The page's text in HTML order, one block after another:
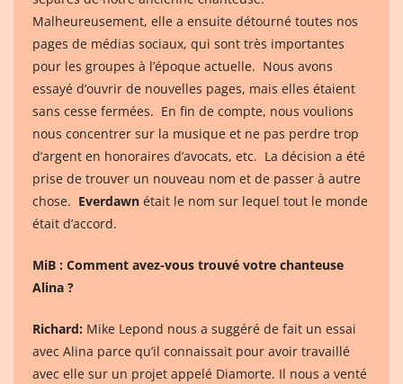
Malheureusement, elle a ensuite détourné toutes nos
pages de médias sociaux, qui sont très importantes
pour les groupes à l’époque actuelle. Nous avons
essayé d’ouvrir de nouvelles pages, mais elles étaient
sans cesse fermées. En fin de compte, nous voulions
nous concentrer sur la musique et ne pas perdre trop
d’argent en honoraires d’avocats, etc. La décision a été
prise de trouver un nouveau nom et de passer à autre
chose. Everdawn était le nom sur lequel tout le monde
était d’accord.
MiB : Comment avez-vous trouvé votre chanteuse
Alina ?
Richard: Mike Lepond nous a suggéré de fait un essai
avec Alina parce qu’il connaissait pour avoir travaillé
avec elle sur un projet appelé Diamorte. Il nous a venté